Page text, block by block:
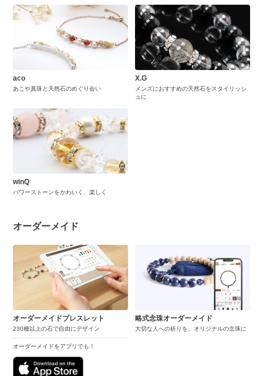
aco
あこや真珠と天然石のめぐり会い
X.G
メンズにおすすめの天然石をスタイリッシ
ュに
winQ
パワーストーンをかわいく、楽しく
オーダーメイド
オーダーメイドブレスレット
230種以上の石で自由にデザイン
オーダーメイドをアプリでも！
略式念珠オーダーメイド
大切な人への祈りを、オリジナルの念珠に